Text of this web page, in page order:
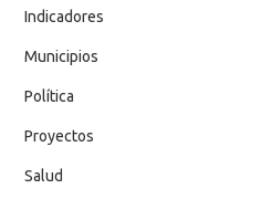
Indicadores
Municipios
Política
Proyectos
Salud